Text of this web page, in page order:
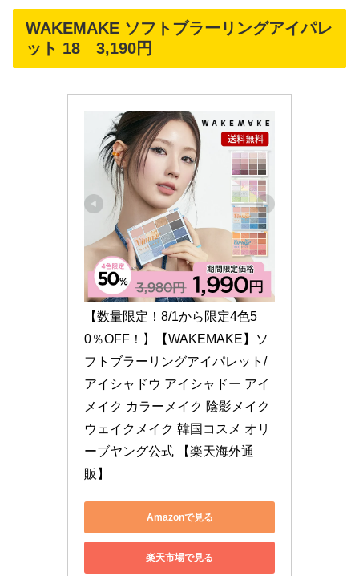
WAKEMAKE ソフトブラーリングアイパレ
ット 18 3,190円
【数量限定！8/1から限定4色5
0％OFF！】【WAKEMAKE】ソ
フトブラーリングアイパレット/
アイシャドウ アイシャドー アイ
メイク カラーメイク 陰影メイク
ウェイクメイク 韓国コスメ オリ
ーブヤング公式 【楽天海外通
販】
Amazonで見る
楽天市場で見る